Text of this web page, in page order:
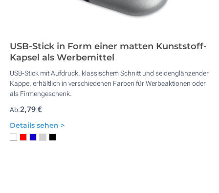
USB-Stick in Form einer matten Kunststoff-
Kapsel als Werbemittel
USB-Stick mit Aufdruck, klassischem Schnitt und seidenglänzender
Kappe, erhältlich in verschiedenen Farben für Werbeaktionen oder
als Firmengeschenk.
Ab:2,79 €
Details sehen >